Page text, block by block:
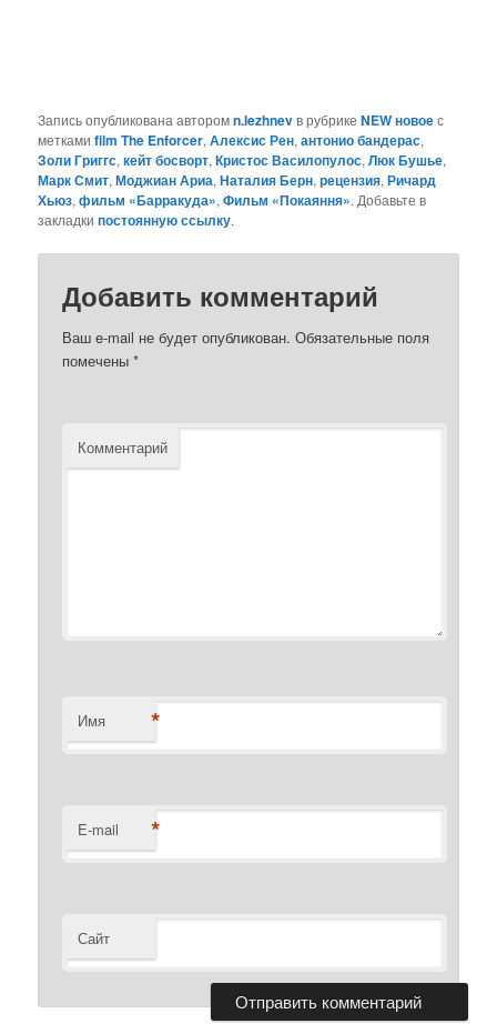
Запись опубликована авторомn.lezhnevв рубрикеNEW новоес
меткамиfilm The Enforcer,Алексис Рен,антонио бандерас,
Золи Григгс,кейт босворт,Кристос Василопулос,Люк Бушье,
Марк Смит,Моджиан Ариа,Наталия Берн,рецензия,Ричард
Хьюз,фильм «Барракуда»,Фильм «Покаяння». Добавьте в
закладкипостоянную ссылку.
Добавить комментарий
Ваш e-mail не будет опубликован. Обязательные поля
помечены*
Комментарий
Имя *
E-mail *
Сайт